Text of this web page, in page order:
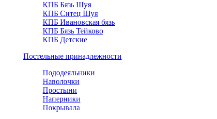
КПБ Бязь Шуя
КПБ Ситец Шуя
КПБ Ивановская бязь
КПБ Бязь Тейково
КПБ Детские
Постельные принадлежности
Пододеяльники
Наволочки
Простыни
Наперники
Покрывала